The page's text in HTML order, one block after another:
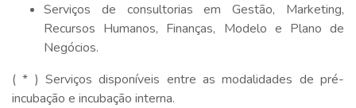
Serviços de consultorias em Gestão, Marketing,
Recursos Humanos, Finanças, Modelo e Plano de
Negócios.
( * ) Serviços disponíveis entre as modalidades de pré-
incubação e incubação interna.